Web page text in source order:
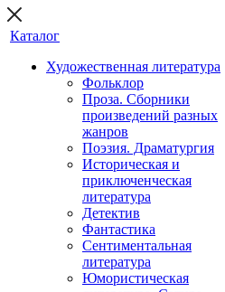
Каталог
Художественная литература
Фольклор
Проза. Сборники
произведений разных
жанров
Поэзия. Драматургия
Историческая и
приключенческая
литература
Детектив
Фантастика
Сентиментальная
литература
Юмористическая